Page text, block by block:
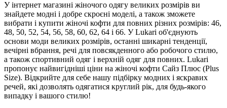
У інтернет магазині жіночого одягу великих розмірів ви
знайдете модні і добре скроєні моделі, а також зможете
вибрати і купити жіночі кофти для повних різних розмірів: 46,
48, 50, 52, 54, 56, 58, 60, 62, 64 і 66. У Lukari об'єднують
основи моди великих розмірів, останні шикарні тенденції,
вечірні вбрання, речі для повсякденного або робочого стилю,
а також спортивний одяг і верхній одяг для повних. Lukari
пропонує найвигідніші ціни на жіночі кофти Сайз Плюс (Plus
Size). Відкрийте для себе нашу підбірку модних і яскравих
речей, які дозволять одягатися круглий рік, для будь-якого
випадку і вашого стилю!